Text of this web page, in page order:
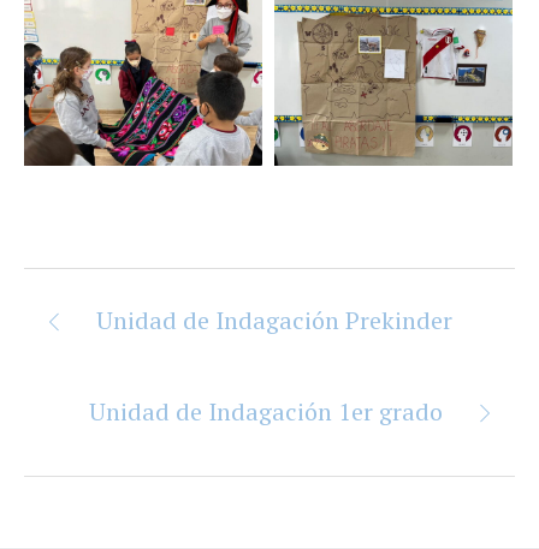
Unidad de Indagación Prekinder
Unidad de Indagación 1er grado